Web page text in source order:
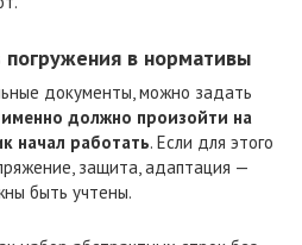
погружения в нормативы
документы, можно задать
должно произойти на
начал работать. Если для этого
защита, адаптация —
быть учтены.